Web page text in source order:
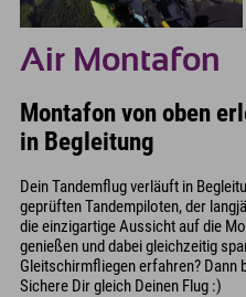
Air Montafon
Montafon von oben
in Begleitung
Dein Tandemflug verläuft in
geprüften Tandempiloten, der
die einzigartige Aussicht auf die
genießen und dabei gleichzeitig
Gleitschirmfliegen erfahren? Dann
Sichere Dir gleich Deinen Flug :)